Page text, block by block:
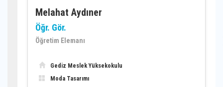
Melahat Aydıner
Öğr. Gör.
Öğretim Elemanı
Gediz Meslek Yüksekokulu
Moda Tasarımı